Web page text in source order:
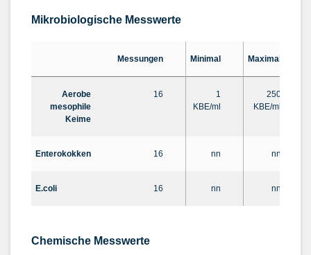
Mikrobiologische Messwerte
Messungen Minimal Maximal
Aerobe
mesophile
Keime
16
1
KBE/ml
250
KBE/ml
Enterokokken 16 nn nn
E.coli 16 nn nn
Chemische Messwerte